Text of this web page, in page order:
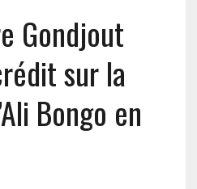
Gondjout
sur la
Bongo en